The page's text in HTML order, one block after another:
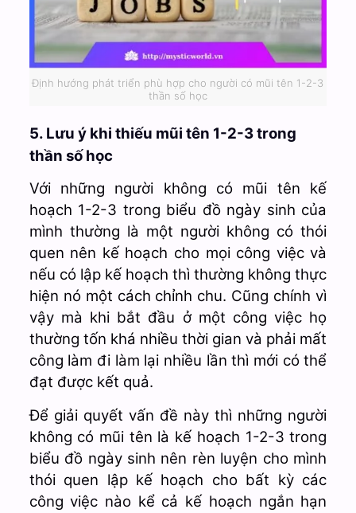
Định hướng phát triển phù hợp cho người có mũi tên 1-2-3
thần số học
5. Lưu ý khi thiếu mũi tên 1-2-3 trong
thần số học
Với những người không có mũi tên kế
hoạch 1-2-3 trong biểu đồ ngày sinh của
mình thường là một người không có thói
quen nên kế hoạch cho mọi công việc và
nếu có lập kế hoạch thì thường không thực
hiện nó một cách chỉnh chu. Cũng chính vì
vậy mà khi bắt đầu ở một công việc họ
thường tốn khá nhiều thời gian và phải mất
công làm đi làm lại nhiều lần thì mới có thể
đạt được kết quả.
Để giải quyết vấn đề này thì những người
không có mũi tên là kế hoạch 1-2-3 trong
biểu đồ ngày sinh nên rèn luyện cho mình
thói quen lập kế hoạch cho bất kỳ các
công việc nào kể cả kế hoạch ngắn hạn